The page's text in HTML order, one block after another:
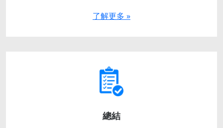
了解更多 »
總結